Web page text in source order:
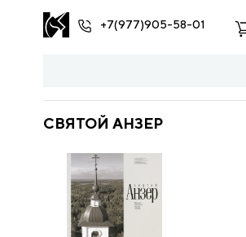
+7(977)905-58-01
СВЯТОЙ АНЗЕР